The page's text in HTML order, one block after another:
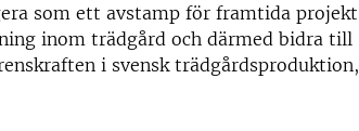
som ett avstamp för framtida projekt
inom trädgård och därmed bidra till
i svensk trädgårdsproduktion,